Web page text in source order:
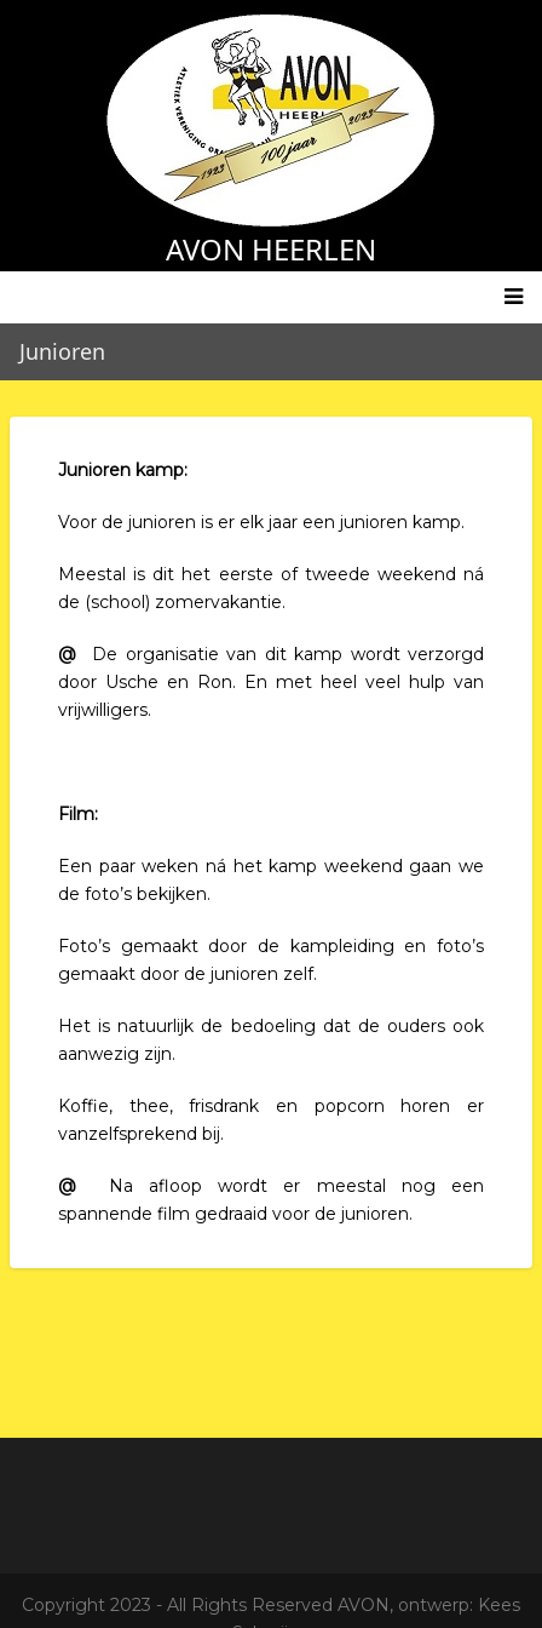
AVON HEERLEN
Main
navigation
Junioren
Junioren kamp:
Voor de junioren is er elk jaar een junioren kamp.
Meestal is dit het eerste of tweede weekend ná
de (school) zomervakantie.
@ De organisatie van dit kamp wordt verzorgd
door Usche en Ron. En met heel veel hulp van
vrijwilligers.
Film:
Een paar weken ná het kamp weekend gaan we
de foto’s bekijken.
Foto’s gemaakt door de kampleiding en foto’s
gemaakt door de junioren zelf.
Het is natuurlijk de bedoeling dat de ouders ook
aanwezig zijn.
Koffie, thee, frisdrank en popcorn horen er
vanzelfsprekend bij.
@ Na afloop wordt er meestal nog een
spannende film gedraaid voor de junioren.
Copyright 2023 - All Rights Reserved AVON, ontwerp: Kees